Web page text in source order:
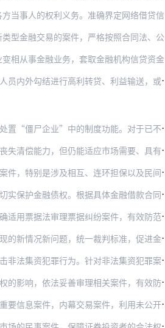
确界定网络借贷信息中介机构与网络借贷合同当事…
格按照合同法、公司法、合伙企业法、信托法等法…
金融机构信贷资金又高利转贷的，应当根据最高人…
、利益输送，或者金融机构工作人员违法发放贷款…
能。对于已不具备市场竞争力和营运价值的“僵…
市场需要、具有营运价值的企业，要综合运用破产…
环担保以及民间融资、非法集资的企业破产案件，…
体金融借款合同纠纷案件的特点，分别适用普通程…
案件，有效防范和遏制票据风险，促进票据市场安…
判标准，促进金融不良债权处置的市场化、法治化…
非法集资犯罪案件参与人数多、涉案金额大、波及…
关案件，有效防范房地产市场潜在风险对金融稳定…
件，利用未公开信息交易案件和操纵证券、期货市…